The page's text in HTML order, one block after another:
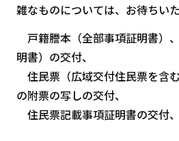
雑なものについては、お待ちい
戸籍謄本（全部事項証明書）
明書）の交付、
住民票（広域交付住民票を含
の附票の写しの交付、
住民票記載事項証明書の交付